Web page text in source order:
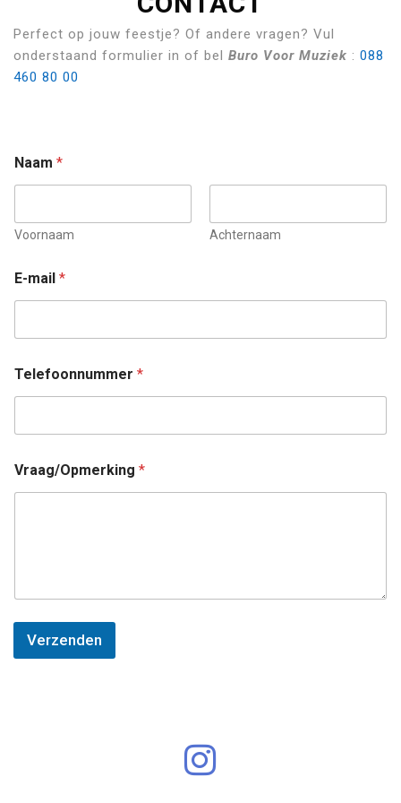
Perfect op jouw feestje? Of andere vragen? Vul
onderstaand formulier in of bel Buro Voor Muziek : 088
460 80 00
Naam *
Voornaam Achternaam
E-mail *
Telefoonnummer *
Vraag/Opmerking *
Verzenden